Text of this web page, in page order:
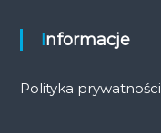
Informacje
Polityka prywatności